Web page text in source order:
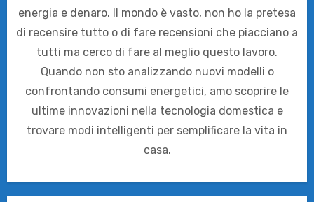
energia e denaro. Il mondo è vasto, non ho la pretesa
di recensire tutto o di fare recensioni che piacciano a
tutti ma cerco di fare al meglio questo lavoro.
Quando non sto analizzando nuovi modelli o
confrontando consumi energetici, amo scoprire le
ultime innovazioni nella tecnologia domestica e
trovare modi intelligenti per semplificare la vita in
casa.